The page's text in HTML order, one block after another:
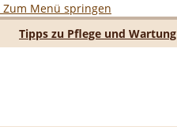
Zum Menü springen
Tipps zu Pflege und Wartung